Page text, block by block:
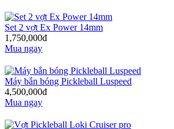
Set 2 vợt Ex Power 14mm
1,750,000đ
Mua ngay
Máy bắn bóng Pickleball Luspeed
4,500,000đ
Mua ngay